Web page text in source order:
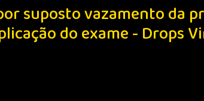
suposto vazamento da
do exame - Drops